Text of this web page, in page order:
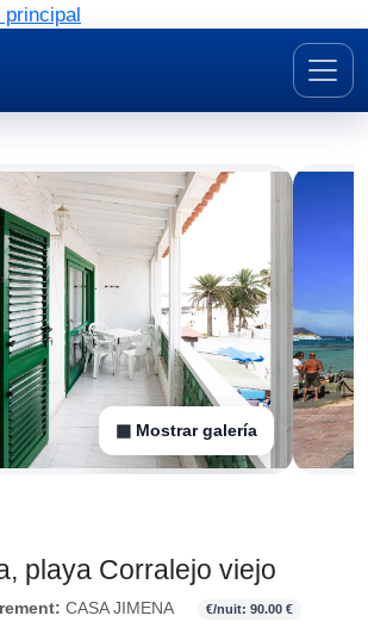
principal
▦ Mostrar galería
playa Corralejo viejo
CASA JIMENA €/nuit: 90.00 €